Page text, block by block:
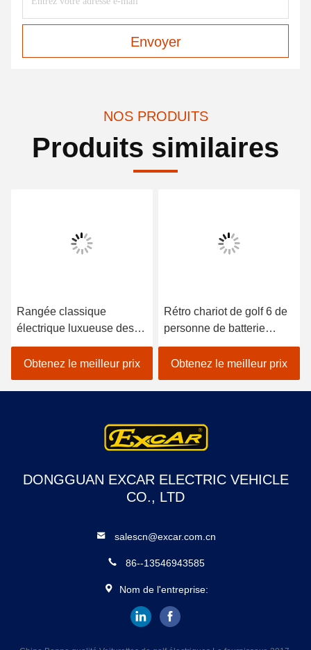
Envoyer
NOS PRODUITS
Produits similaires
Rangée classique
électrique luxueuse des
voitures 4 du rouge G1S8
pour le passager 8
Obtenez le meilleur prix
Rétro chariot de golf 6 de
personne de batterie
Trojan classique
électrique d'or des
voitures 48V
Obtenez le meilleur prix
DONGGUAN EXCAR ELECTRIC VEHICLE
CO., LTD
salescn@excar.com.cn
86--13546943585
Nom de l'entreprise: